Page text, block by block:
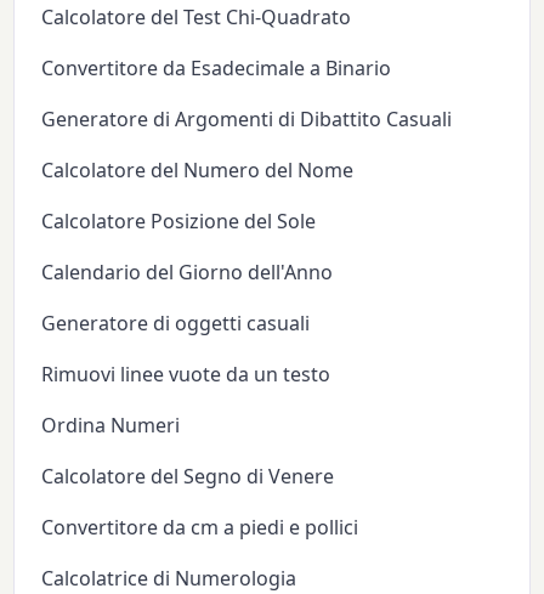
Calcolatore del Test Chi-Quadrato
Convertitore da Esadecimale a Binario
Generatore di Argomenti di Dibattito Casuali
Calcolatore del Numero del Nome
Calcolatore Posizione del Sole
Calendario del Giorno dell'Anno
Generatore di oggetti casuali
Rimuovi linee vuote da un testo
Ordina Numeri
Calcolatore del Segno di Venere
Convertitore da cm a piedi e pollici
Calcolatrice di Numerologia